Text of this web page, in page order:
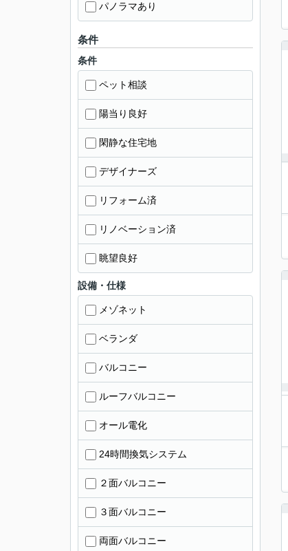
パノラマあり
条件
条件
ペット相談
陽当り良好
閑静な住宅地
デザイナーズ
リフォーム済
リノベーション済
眺望良好
設備・仕様
メゾネット
ベランダ
バルコニー
ルーフバルコニー
オール電化
24時間換気システム
２面バルコニー
３面バルコニー
両面バルコニー